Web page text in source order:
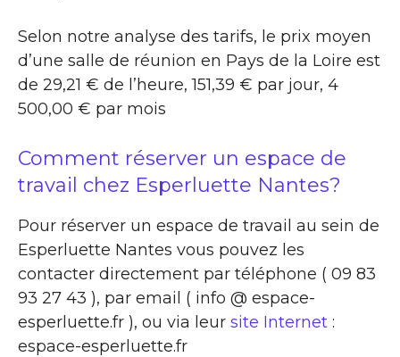
Selon notre analyse des tarifs, le prix moyen
d’une salle de réunion en Pays de la Loire est
de 29,21 € de l’heure, 151,39 € par jour, 4
500,00 € par mois
Comment réserver un espace de
travail chez Esperluette Nantes?
Pour réserver un espace de travail au sein de
Esperluette Nantes vous pouvez les
contacter directement par téléphone ( 09 83
93 27 43 ), par email ( info @ espace-
esperluette.fr ), ou via leur site Internet :
espace-esperluette.fr